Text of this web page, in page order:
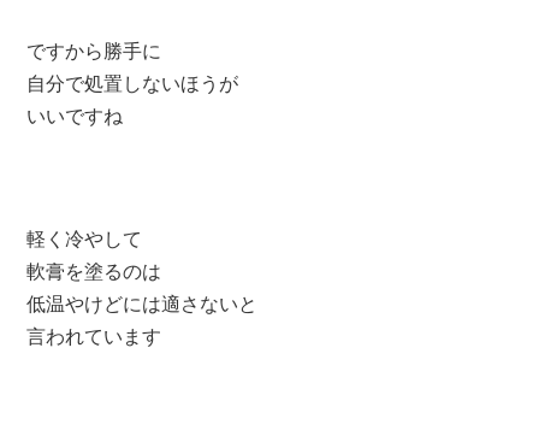
ですから勝手に
自分で処置しないほうが
いいですね
軽く冷やして
軟膏を塗るのは
低温やけどには適さないと
言われています